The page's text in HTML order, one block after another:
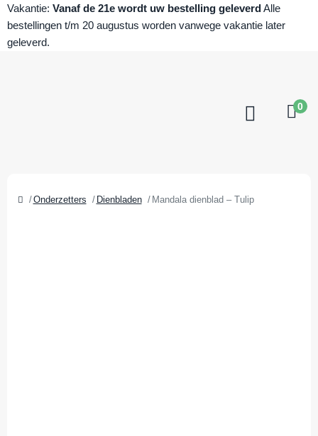
Vakantie: Vanaf de 21e wordt uw bestelling geleverdAlle
bestellingen t/m 20 augustus worden vanwege vakantie later
geleverd.
0
Onderzetters Dienbladen Mandala dienblad – Tulip